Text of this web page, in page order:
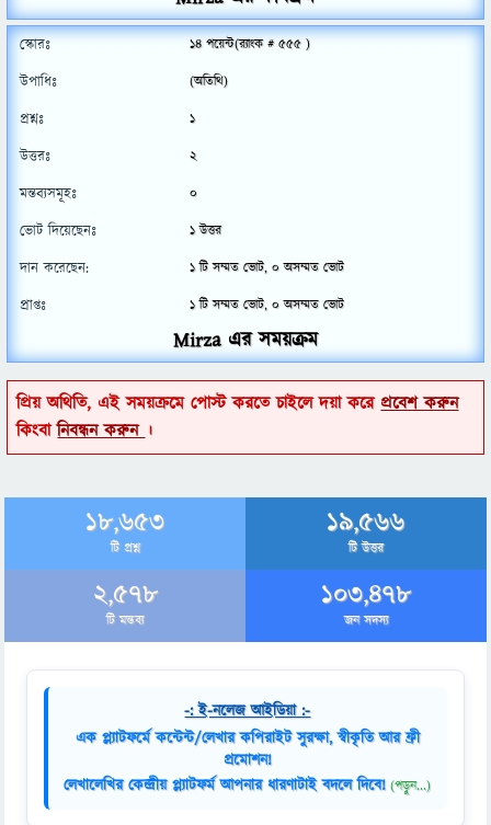
স্কোরঃ 14পয়েন্ট(র‌্যাংক #555 )
উপাধিঃ (অতিথি)
প্রশ্নঃ 1
উত্তরঃ 2
মন্তব্যসমূহঃ 0
ভোট দিয়েছেনঃ 1উত্তর
দান করেছেন: 1টি সম্মত ভোট,0অসম্মত ভোট
প্রাপ্তঃ 1টি সম্মত ভোট,0অসম্মত ভোট
Mirza এর সময়ক্রম
প্রিয় অথিতি, এই সময়ক্রমে পোস্ট করতে চাইলে দয়া করেপ্রবেশ করুন
কিংবানিবন্ধন করুন।
18,653
টি প্রশ্ন
19,566
টি উত্তর
2,578
টি মন্তব্য
103,478
জন সদস্য
-: ই-নলেজ আইডিয়া :-
এক প্ল্যাটফর্মে কন্টেন্ট/লেখার কপিরাইট সুরক্ষা, স্বীকৃতি আর ফ্রী
প্রমোশন!
লেখালেখির কেন্দ্রীয় প্ল্যাটফর্ম আপনার ধারণাটাই বদলে দিবে! (পড়ুন...)